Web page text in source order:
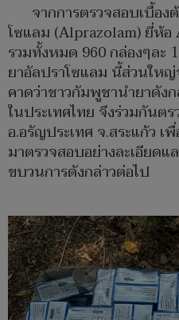
จากการตรวจสอบเบื้อ
โซแลม (Alprazolam) ยี่ห้
รวมทั้งหมด 960 กล่องๆละ
ยาอัลปราโซแลม นี้ส่วนใหญ่
คาดว่าชาวกัมพูชานำยาดัง
ในประเทศไทย จึงร่วมกันต
อ.อรัญประเทศ จ.สระแก้ว เ
มาตรวจสอบอย่างละเอียด
ขบวนการดังกล่าวต่อไป